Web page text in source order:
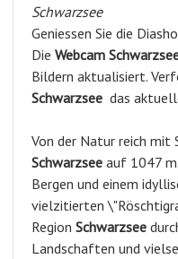
Schwarzsee
Geniessen Sie die
Die Webcam
Bildern aktualisiert.
Schwarzsee das
Von der Natur reich mit
Schwarzsee auf 1047
Bergen und einem
vielzitierten
Region Schwarzsee
Landschaften und